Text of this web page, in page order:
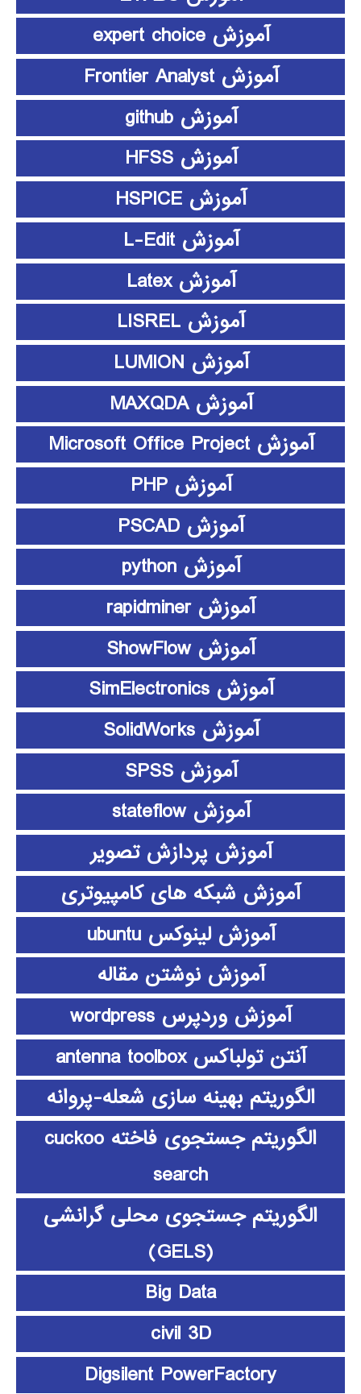
آموزش expert choice
آموزش Frontier Analyst
آموزش github
آموزش HFSS
آموزش HSPICE
آموزش L-Edit
آموزش Latex
آموزش LISREL
آموزش LUMION
آموزش MAXQDA
آموزش Microsoft Office Project
آموزش PHP
آموزش PSCAD
آموزش python
آموزش rapidminer
آموزش ShowFlow
آموزش SimElectronics
آموزش SolidWorks
آموزش SPSS
آموزش stateflow
آموزش پردازش تصویر
آموزش شبکه های کامپیوتری
آموزش لینوکس ubuntu
آموزش نوشتن مقاله
آموزش وردپرس wordpress
آنتن تولباکس antenna toolbox
الگوریتم بهینه سازی شعله-پروانه
الگوریتم جستجوی فاخته cuckoo
search
الگوریتم جستجوی محلی گرانشی
(GELS)
Big Data
civil 3D
Digsilent PowerFactory